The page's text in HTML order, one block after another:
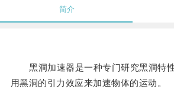
简介
黑洞加速器是一种专门研究黑洞特性
用黑洞的引力效应来加速物体的运动。